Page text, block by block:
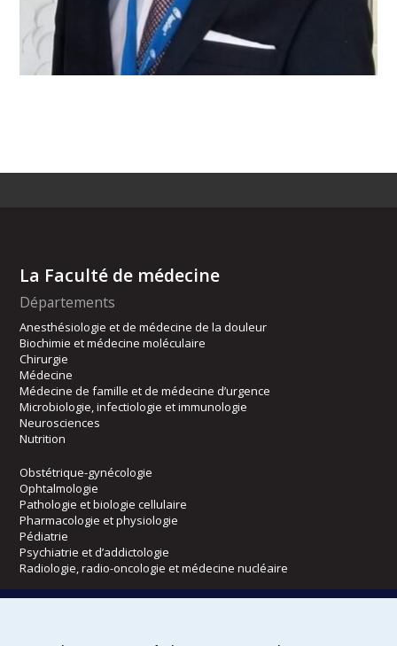
La Faculté de médecine
Départements
Anesthésiologie et de médecine de la douleur
Biochimie et médecine moléculaire
Chirurgie
Médecine
Médecine de famille et de médecine d’urgence
Microbiologie, infectiologie et immunologie
Neurosciences
Nutrition
Obstétrique-gynécologie
Ophtalmologie
Pathologie et biologie cellulaire
Pharmacologie et physiologie
Pédiatrie
Psychiatrie et d’addictologie
Radiologie, radio-oncologie et médecine nucléaire